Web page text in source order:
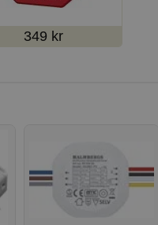
349 kr